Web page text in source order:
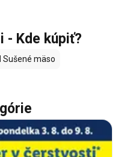
- Kde kúpiť?
Sušené mäso